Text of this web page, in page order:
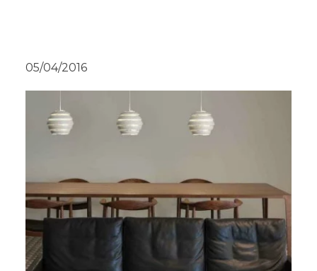
05/04/2016